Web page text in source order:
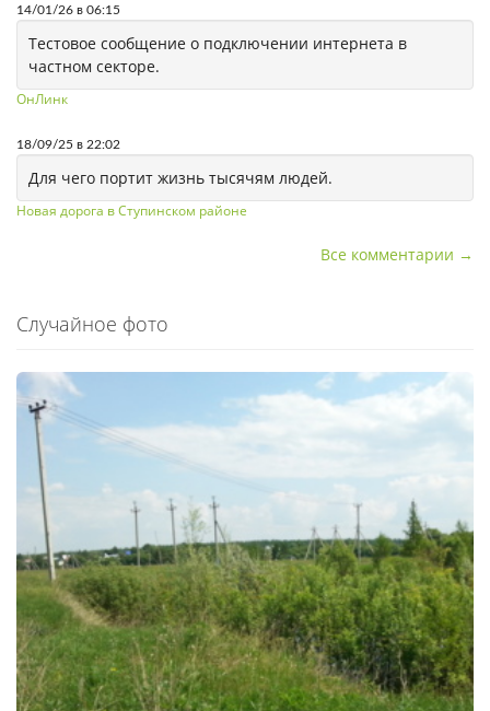
14/01/26 в 06:15
Тестовое сообщение о подключении интернета в
частном секторе.
ОнЛинк
18/09/25 в 22:02
Для чего портит жизнь тысячям людей.
Новая дорога в Ступинском районе
Все комментарии →
Случайное фото